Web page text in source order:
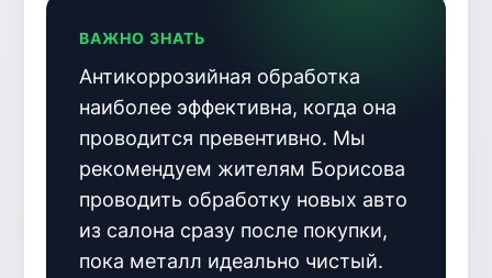
ВАЖНО ЗНАТЬ
Антикоррозийная обработка
наиболее эффективна, когда она
проводится превентивно. Мы
рекомендуем жителям Борисова
проводить обработку новых авто
из салона сразу после покупки,
пока металл идеально чистый.